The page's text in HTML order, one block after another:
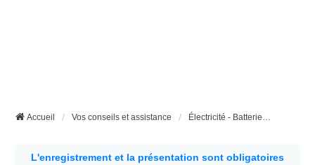
Accueil Vos conseils et assistance Électricité - Batteries - Panneaux solaires etc...
L'enregistrement et la présentation sont obligatoires